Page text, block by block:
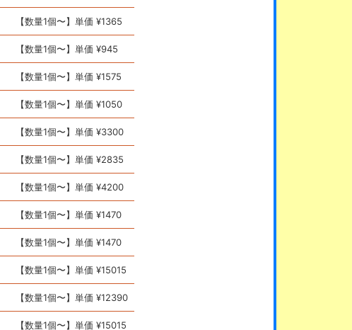
【数量1個〜】単価 ¥1365
【数量1個〜】単価 ¥945
【数量1個〜】単価 ¥1575
【数量1個〜】単価 ¥1050
【数量1個〜】単価 ¥3300
【数量1個〜】単価 ¥2835
【数量1個〜】単価 ¥4200
【数量1個〜】単価 ¥1470
【数量1個〜】単価 ¥1470
【数量1個〜】単価 ¥15015
【数量1個〜】単価 ¥12390
【数量1個〜】単価 ¥15015